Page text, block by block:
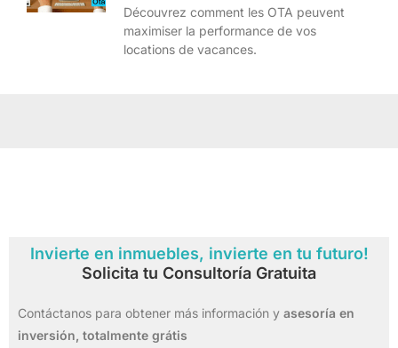
Découvrez comment les OTA peuvent
maximiser la performance de vos
locations de vacances.
Invierte en inmuebles, invierte en tu futuro!
Solicita tu Consultoría Gratuita
Contáctanos para obtener más información y asesoría en
inversión, totalmente grátis